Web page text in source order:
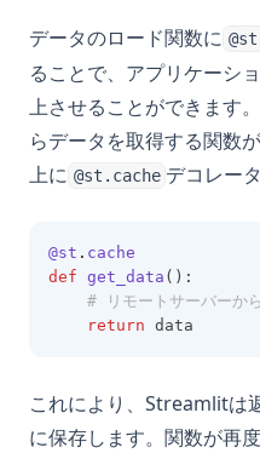
データのロード関数に
ることで、アプリケーシ
上させることができます
らデータを取得する関数
上に @st.cache デコレー
@st . cache
def get_data ():
# リモートサーバーか
return data
これにより、Streamlitは
に保存します。関数が再